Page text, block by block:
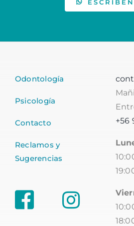
Odontología
Psicología
Contacto
Reclamos y
Sugerencias
+56